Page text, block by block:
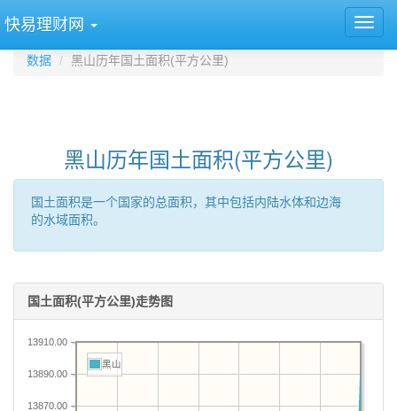
快易理财网
数据 黑山历年国土面积(平方公里)
黑山历年国土面积(平方公里)
国土面积是一个国家的总面积，其中包括内陆水体和边海
的水域面积。
国土面积(平方公里)走势图
13870.00
13890.00
13910.00
黑山